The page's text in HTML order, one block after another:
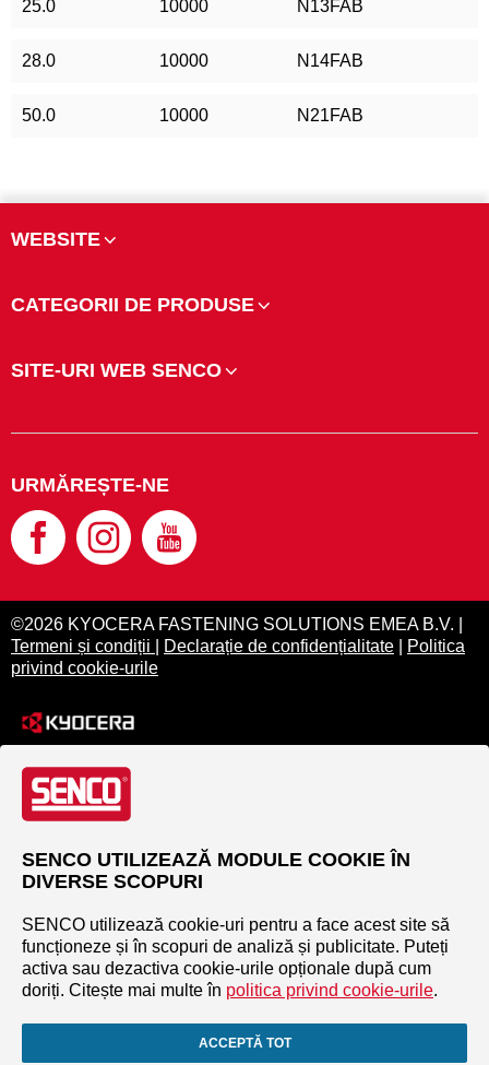
25.0 10000 N13FAB
28.0 10000 N14FAB
50.0 10000 N21FAB
WEBSITE
CATEGORII DE PRODUSE
SITE-URI WEB SENCO
URMĂREȘTE-NE
©2026 KYOCERA FASTENING SOLUTIONS EMEA B.V. |
Termeni și condiții
Declarație de confidențialitate
Politica
privind cookie-urile
SENCO UTILIZEAZĂ MODULE COOKIE ÎN
DIVERSE SCOPURI
SENCO utilizează cookie-uri pentru a face acest site să
funcționeze și în scopuri de analiză și publicitate. Puteți
activa sau dezactiva cookie-urile opționale după cum
doriți. Citește mai multe în politica privind cookie-urile.
ACCEPTĂ TOT